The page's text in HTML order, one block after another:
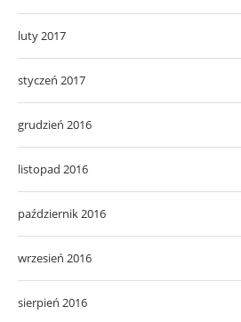
luty 2017
styczeń 2017
grudzień 2016
listopad 2016
październik 2016
wrzesień 2016
sierpień 2016